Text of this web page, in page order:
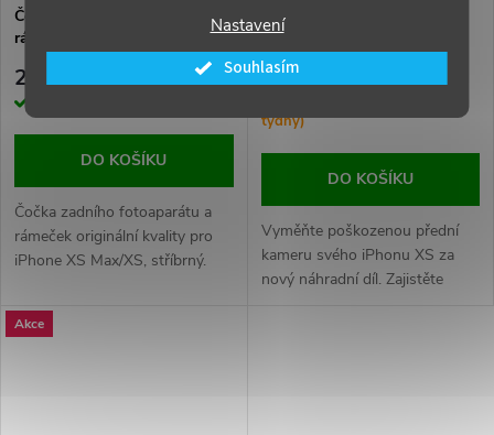
Nastavení
Souhlasím
Čočka zadního fotoaparátu a
rámeček pro iPhone XS
249 Kč
DO KOŠÍKU
Čočka zadního fotoaparátu a
rámeček originální kvality pro
iPhone XS Max/XS, stříbrný.
Přední kamera pro iPhone XS
ORI
209 Kč
týdny)
DO KOŠÍKU
Vyměňte poškozenou přední
kameru svého iPhonu XS za
nový náhradní díl. Zajistěte
Akce